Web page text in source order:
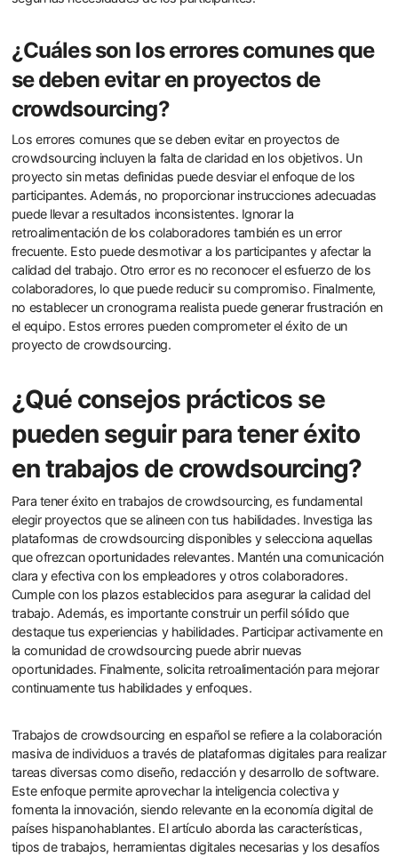
¿Cuáles son los errores comunes que
se deben evitar en proyectos de
crowdsourcing?
Los errores comunes que se deben evitar en proyectos de
crowdsourcing incluyen la falta de claridad en los objetivos. Un
proyecto sin metas definidas puede desviar el enfoque de los
participantes. Además, no proporcionar instrucciones adecuadas
puede llevar a resultados inconsistentes. Ignorar la
retroalimentación de los colaboradores también es un error
frecuente. Esto puede desmotivar a los participantes y afectar la
calidad del trabajo. Otro error es no reconocer el esfuerzo de los
colaboradores, lo que puede reducir su compromiso. Finalmente,
no establecer un cronograma realista puede generar frustración en
el equipo. Estos errores pueden comprometer el éxito de un
proyecto de crowdsourcing.
¿Qué consejos prácticos se
pueden seguir para tener éxito
en trabajos de crowdsourcing?
Para tener éxito en trabajos de crowdsourcing, es fundamental
elegir proyectos que se alineen con tus habilidades. Investiga las
plataformas de crowdsourcing disponibles y selecciona aquellas
que ofrezcan oportunidades relevantes. Mantén una comunicación
clara y efectiva con los empleadores y otros colaboradores.
Cumple con los plazos establecidos para asegurar la calidad del
trabajo. Además, es importante construir un perfil sólido que
destaque tus experiencias y habilidades. Participar activamente en
la comunidad de crowdsourcing puede abrir nuevas
oportunidades. Finalmente, solicita retroalimentación para mejorar
continuamente tus habilidades y enfoques.
Trabajos de crowdsourcing en español se refiere a la colaboración
masiva de individuos a través de plataformas digitales para realizar
tareas diversas como diseño, redacción y desarrollo de software.
Este enfoque permite aprovechar la inteligencia colectiva y
fomenta la innovación, siendo relevante en la economía digital de
países hispanohablantes. El artículo aborda las características,
tipos de trabajos, herramientas digitales necesarias y los desafíos